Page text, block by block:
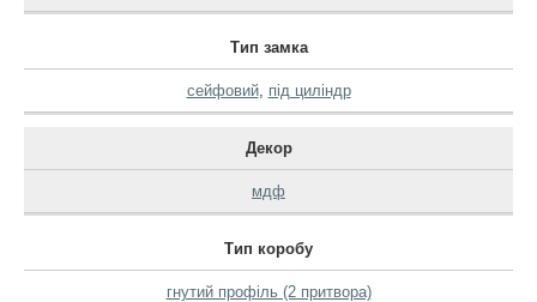
Тип замка
сейфовий, під циліндр
Декор
мдф
Тип коробу
гнутий профіль (2 притвора)